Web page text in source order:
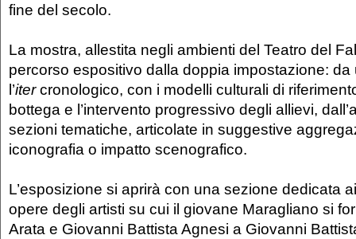
fine del secolo.
La mostra, allestita negli ambienti del Teatro del
percorso espositivo dalla doppia impostazione: da
l’itercronologico, con i modelli culturali di
bottega e l’intervento progressivo degli allievi,
sezioni tematiche, articolate in suggestive
iconografia o impatto scenografico.
L’esposizione si aprirà con una sezione dedicata
opere degli artisti su cui il giovane Maragliano si
Arata e Giovanni Battista Agnesi a Giovanni